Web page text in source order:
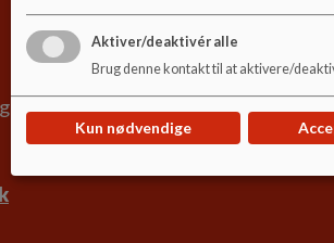
Aktiver/deaktivér alle
Brug denne kontakt til at aktivere/
Kun nødvendige